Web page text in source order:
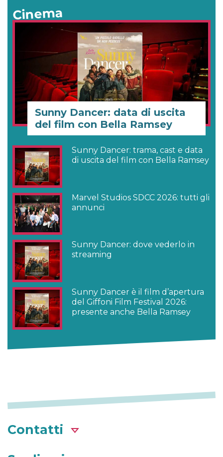
Cinema
Sunny Dancer: data di uscita
del film con Bella Ramsey
Sunny Dancer: trama, cast e data
di uscita del film con Bella Ramsey
Marvel Studios SDCC 2026: tutti gli
annunci
Sunny Dancer: dove vederlo in
streaming
Sunny Dancer è il film d’apertura
del Giffoni Film Festival 2026:
presente anche Bella Ramsey
Contatti